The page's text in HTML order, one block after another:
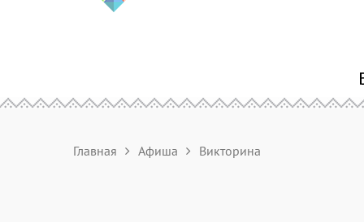
Главная Афиша Викторина